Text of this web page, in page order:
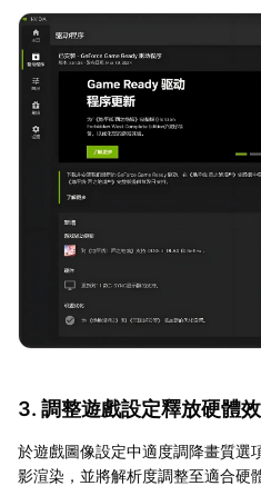
3. 調整遊戲設定釋放硬體
於遊戲圖像設定中適度調降畫質選
影渲染，並將解析度調整至適合硬